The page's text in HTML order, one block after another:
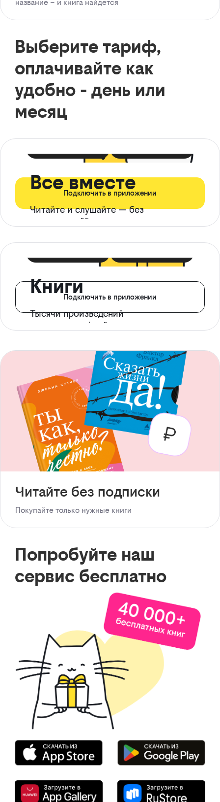
название – и книга найдется
Выберите тариф,
оплачивайте как
удобно - день или
месяц
Все вместе
Читайте и слушайте — без
ограничений*
Подключить в приложении
Книги
Тысячи произведений
с доступом офлайн
Подключить в приложении
Читайте без подписки
Покупайте только нужные книги
Попробуйте наш
сервис бесплатно